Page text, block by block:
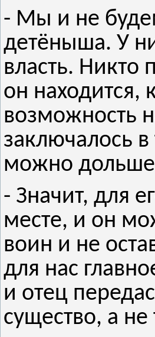
- Мы и не
детёныша. У
власть. Никто
он находится,
возможность
заключалось
можно
- Значит, для
месте, и он
воин и не
для нас
и отец
существо, а не